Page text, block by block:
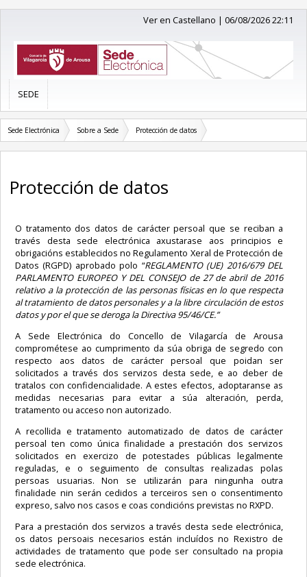
Ver en Castellano |06/08/2026 22:11
SEDE
Sede Electrónica Sobre a Sede Protección de datos
Protección de datos
O tratamento dos datos de carácter persoal que se reciban a
través desta sede electrónica axustarase aos principios e
obrigacións establecidos no Regulamento Xeral de Protección de
Datos (RGPD) aprobado polo “REGLAMENTO (UE) 2016/679 DEL
PARLAMENTO EUROPEO Y DEL CONSEJO de 27 de abril de 2016
relativo a la protección de las personas físicas en lo que respecta
al tratamiento de datos personales y a la libre circulación de estos
datos y por el que se deroga la Directiva 95/46/CE.”
A Sede Electrónica do Concello de Vilagarcía de Arousa
comprométese ao cumprimento da súa obriga de segredo con
respecto aos datos de carácter persoal que poidan ser
solicitados a través dos servizos desta sede, e ao deber de
tratalos con confidencialidade. A estes efectos, adoptaranse as
medidas necesarias para evitar a súa alteración, perda,
tratamento ou acceso non autorizado.
A recollida e tratamento automatizado de datos de carácter
persoal ten como única finalidade a prestación dos servizos
solicitados en exercizo de potestades públicas legalmente
reguladas, e o seguimento de consultas realizadas polas
persoas usuarias. Non se utilizarán para ningunha outra
finalidade nin serán cedidos a terceiros sen o consentimento
expreso, salvo nos casos e coas condicións previstas no RXPD.
Para a prestación dos servizos a través desta sede electrónica,
os datos persoais necesarios están incluídos no Rexistro de
actividades de tratamento que pode ser consultado na propia
sede electrónica.